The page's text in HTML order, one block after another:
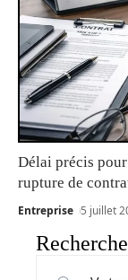
Délai précis
rupture de
Entreprise 5 juillet
Recherche